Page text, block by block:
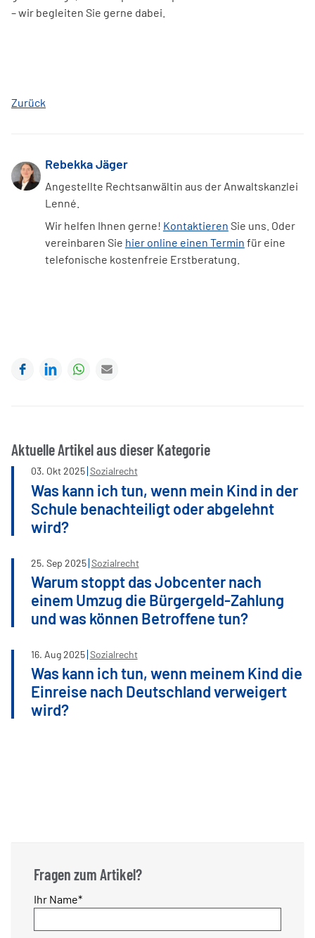
– wir begleiten Sie gerne dabei.
Zurück
Rebekka Jäger
Angestellte Rechtsanwältin aus der Anwaltskanzlei
Lenné.
Wir helfen Ihnen gerne! Kontaktieren Sie uns. Oder
vereinbaren Sie hier online einen Termin für eine
telefonische kostenfreie Erstberatung.
FacebookLinkedInWhatsApp
Aktuelle Artikel aus dieser Kategorie
03. Okt2025 Sozialrecht
Was kann ich tun, wenn mein Kind in der
Schule benachteiligt oder abgelehnt
wird?
25. Sep 2025 Sozialrecht
Warum stoppt das Jobcenter nach
einem Umzug die Bürgergeld-Zahlung
und was können Betroffene tun?
16. Aug2025 Sozialrecht
Was kann ich tun, wenn meinem Kind die
Einreise nach Deutschland verweigert
wird?
Fragen zum Artikel?
Pflichtfeld
Ihr Name*